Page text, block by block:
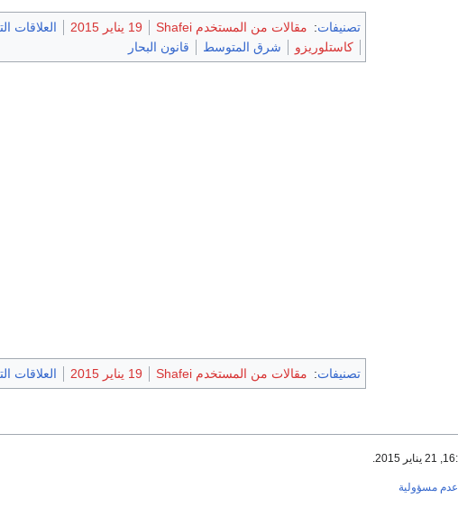
تصنيفات: مقالات من المستخدم Shafei 19 يناير 2015 العلاقات
كاستلوريزو
شرق المتوسط قانون البحار
تصنيفات: مقالات من المستخدم Shafei 19 يناير 2015 العلاقات
عدم مسؤولية